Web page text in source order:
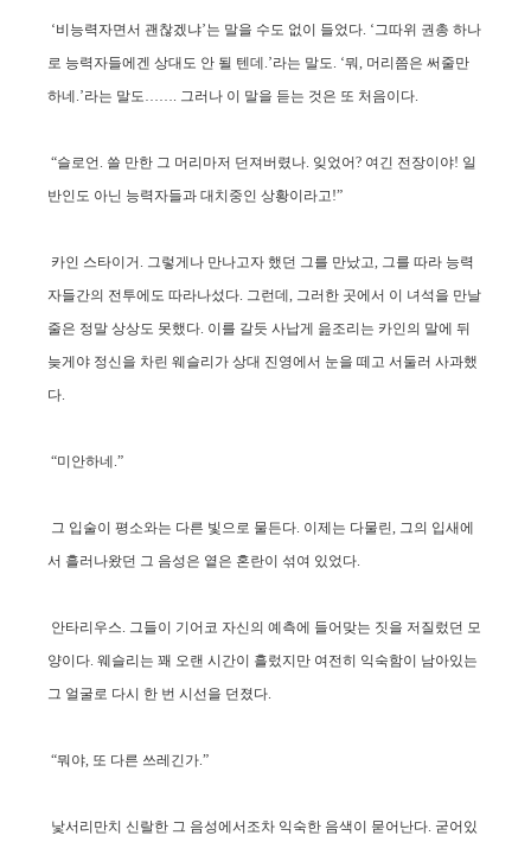
‘비능력자면서 괜찮겠냐’는 말을 수도 없이 들었다. ‘그따위 권총 하나
로 능력자들에겐 상대도 안 될 텐데.’라는 말도. ‘뭐, 머리쯤은 써줄만
하네.’라는 말도……. 그러나 이 말을 듣는 것은 또 처음이다.
“슬로언. 쓸 만한 그 머리마저 던져버렸나. 잊었어? 여긴 전장이야! 일
반인도 아닌 능력자들과 대치중인 상황이라고!”
카인 스타이거. 그렇게나 만나고자 했던 그를 만났고, 그를 따라 능력
자들간의 전투에도 따라나섰다. 그런데, 그러한 곳에서 이 녀석을 만날
줄은 정말 상상도 못했다. 이를 갈듯 사납게 읊조리는 카인의 말에 뒤
늦게야 정신을 차린 웨슬리가 상대 진영에서 눈을 떼고 서둘러 사과했
다.
“미안하네.”
그 입술이 평소와는 다른 빛으로 물든다. 이제는 다물린, 그의 입새에
서 흘러나왔던 그 음성은 옅은 혼란이 섞여 있었다.
안타리우스. 그들이 기어코 자신의 예측에 들어맞는 짓을 저질렀던 모
양이다. 웨슬리는 꽤 오랜 시간이 흘렀지만 여전히 익숙함이 남아있는
그 얼굴로 다시 한 번 시선을 던졌다.
“뭐야, 또 다른 쓰레긴가.”
낯서리만치 신랄한 그 음성에서조차 익숙한 음색이 묻어난다. 굳어있